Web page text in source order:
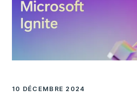
10 DÉCEMBRE 2024